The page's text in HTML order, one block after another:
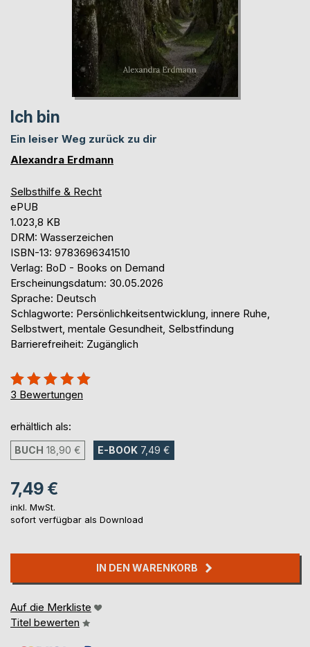
Ich bin
Ein leiser Weg zurück zu dir
Alexandra Erdmann
Selbsthilfe & Recht
ePUB
1.023,8 KB
DRM: Wasserzeichen
ISBN-13: 9783696341510
Verlag: BoD - Books on Demand
Erscheinungsdatum: 30.05.2026
Sprache: Deutsch
Schlagworte: Persönlichkeitsentwicklung, innere Ruhe,
Selbstwert, mentale Gesundheit, Selbstfindung
Barrierefreiheit: Zugänglich
Bewertung::
100%
3 Bewertungen
erhältlich als:
BUCH 18,90 € E-BOOK 7,49 €
7,49 €
inkl. MwSt.
sofort verfügbar als Download
IN DEN WARENKORB
Auf die Merkliste
Titel bewerten